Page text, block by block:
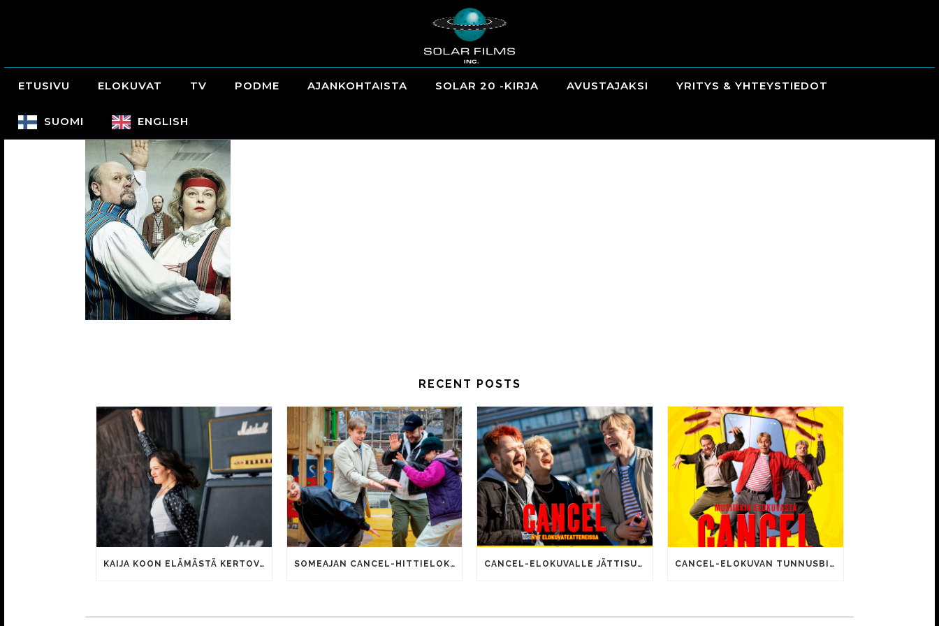
ETUSIVU ELOKUVAT TV PODME AJANKOHTAISTA SOLAR 20 -KIRJA AVUSTAJAKSI YRITYS & YHTEYSTIEDOT
SUOMI ENGLISH
RECENT POSTS
KAIJA KOON ELÄMÄSTÄ KERTOVAN KAUNIS RIETAS ONNELLINEN -ELOKUVAN TRAILER JULKI SOMEAJAN CANCEL-HITTIELOKUVALLA 100 000 KATSOJAA! CANCEL-ELOKUVALLE JÄTTISUOSIO – AVAUSPÄIVÄNÄ JO 15 492 KATSOJAA! CANCEL-ELOKUVAN TUNNUSBIISIN LYRIIKOISSA TUTTUJA MEEMIHOKEMIA YOUTUBE-VIDEOILTA!